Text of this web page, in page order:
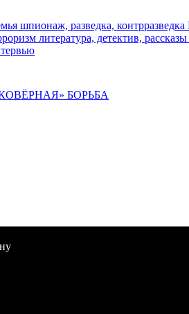
шпионаж, разведка, контрразведка
литература, детектив, рассказы
БОРЬБА